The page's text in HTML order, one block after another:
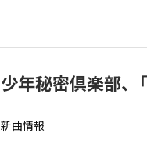
少年秘密倶楽部、
新曲情報